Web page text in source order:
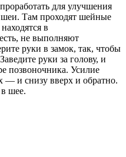
для улучшения
Там проходят шейные
в
не выполняют
руки в замок, так, чтобы
руки за голову, и
позвоночника. Усилие
— и снизу вверх и обратно.
шее.